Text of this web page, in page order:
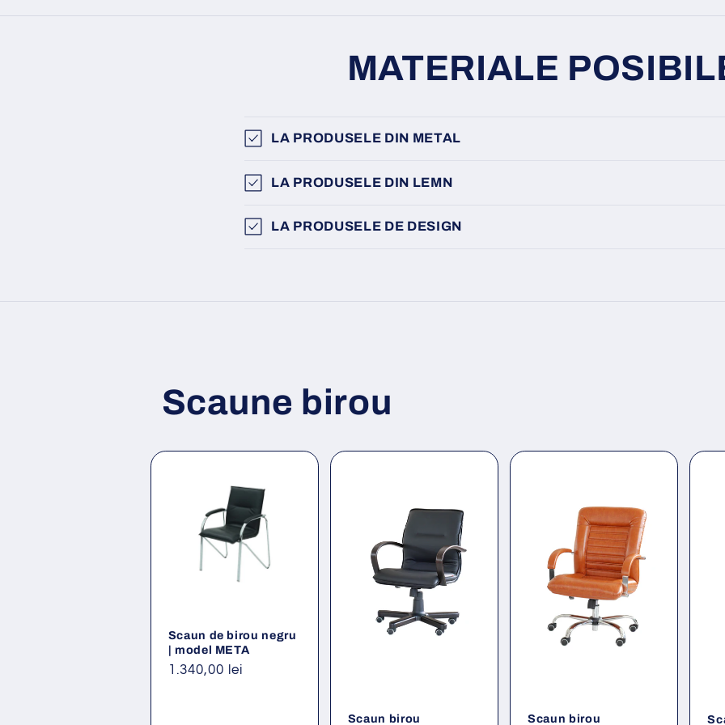
MATERIALE
LA PRODUSELE DIN METAL
LA PRODUSELE DIN LEMN
LA PRODUSELE DE DESIGN
Scaune birou
Scaun de birou negru
| model META
Preț
1.340,00 lei
Scaun birou Scaun birou